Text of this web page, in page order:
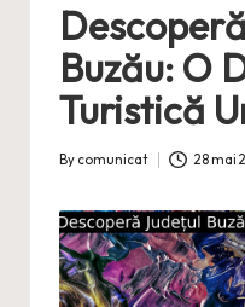
Buzău: O
Turistică
Posted
By comunicat 28 mai